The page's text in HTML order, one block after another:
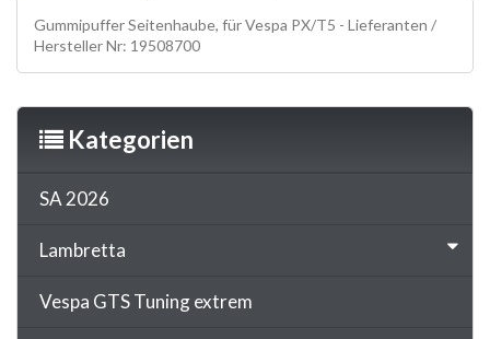
Gummipuffer Seitenhaube, für Vespa PX/T5 - Lieferanten /
Hersteller Nr: 19508700
Kategorien
SA 2026
Lambretta
Vespa GTS Tuning extrem